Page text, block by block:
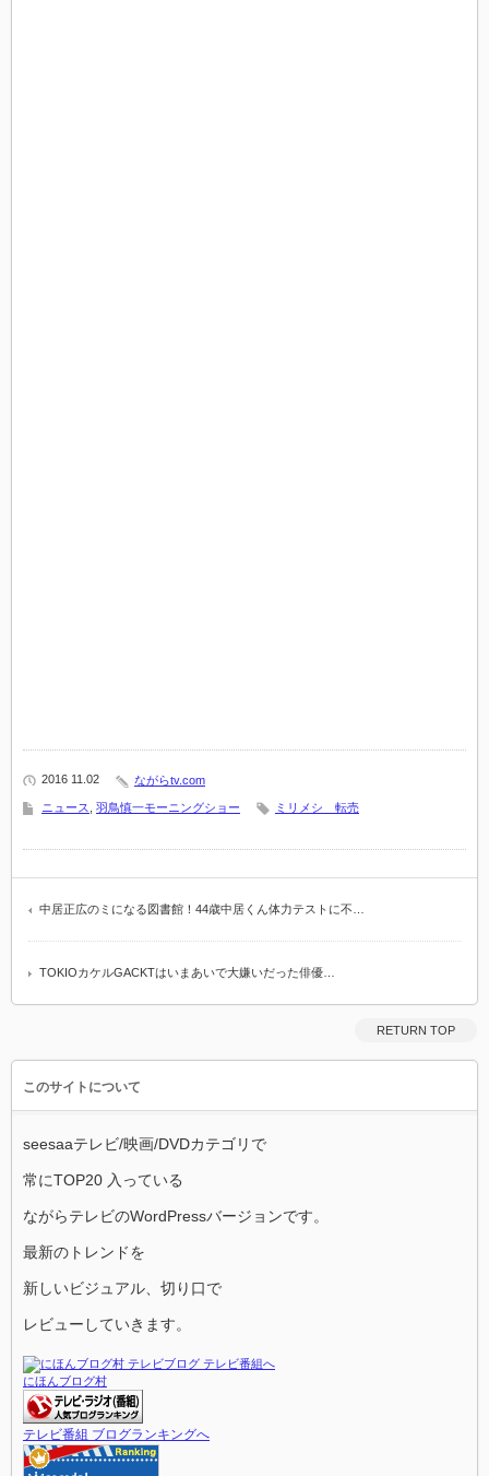
2016 11.02 ながらtv.com
ニュース 羽鳥慎一モーニングショー ミリメシ 転売
中居正広のミになる図書館！44歳中居くん体力テストに不…
TOKIOカケルGACKTはいまあいで大嫌いだった俳優…
RETURN TOP
このサイトについて
seesaaテレビ/映画/DVDカテゴリで
常にTOP20 入っている
ながらテレビのWordPressバージョンです。
最新のトレンドを
新しいビジュアル、切り口で
レビューしていきます。
にほんブログ村
テレビ番組 ブログランキングへ